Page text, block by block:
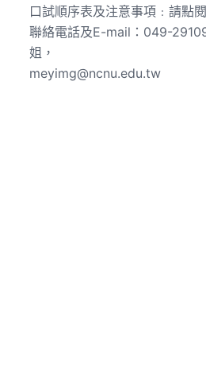
口試順序表及注意事項﹕請點
聯絡電話及E-mail：049-
姐，
meyimg@ncnu.edu.tw